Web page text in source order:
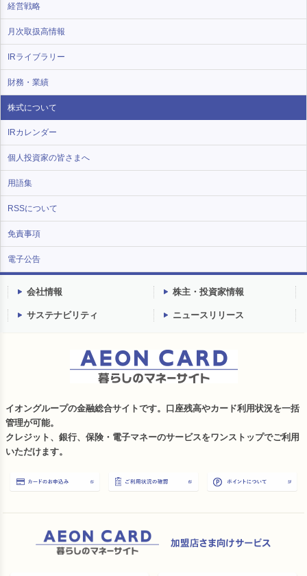
経営戦略
月次取扱高情報
IRライブラリー
財務・業績
株式について
IRカレンダー
個人投資家の皆さまへ
用語集
RSSについて
免責事項
電子公告
会社情報 株主・投資家情報
サステナビリティ ニュースリリース
イオングループの金融総合サイトです。口座残高やカード利用状況を一括
管理が可能。
クレジット、銀行、保険・電子マネーのサービスをワンストップでご利用
いただけます。